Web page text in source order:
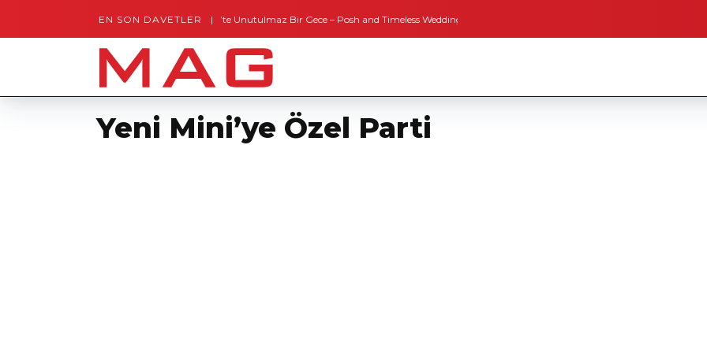
EN SON DAVETLER
Gaziantep’te Unutulmaz Bir Gece – Posh and Timeless Weddings Bodrum’dan İngiltere’ye Kısa Bir Yolculuk
Yeni Mini’ye Özel Parti